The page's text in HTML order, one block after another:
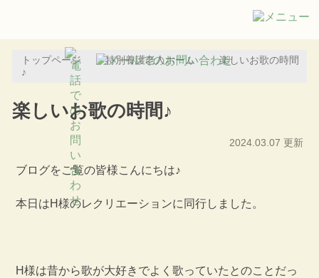
トップページ 特別養護老人ホーム
楽しいお歌の時間
♪
楽しいお歌の時間♪
2024.03.07 更新
ブログをご覧の皆様こんにちは♪
本日はH様のレクリエーションに同行しました。
H様は昔から歌が大好きでよく歌っていたとのことだっ